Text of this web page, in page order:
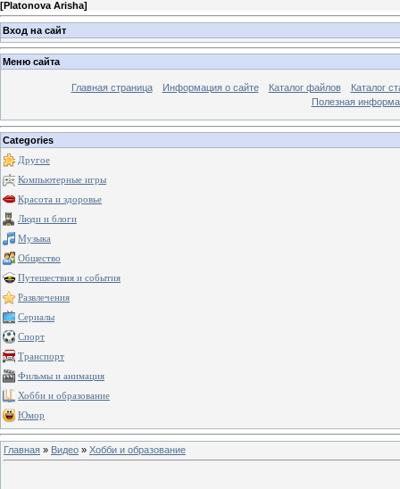
[Platonova Arisha]
Вход на сайт
Меню сайта
Главная страница Информация о сайте Каталог файлов
Каталог
Полезная
Categories
Другое
Компьютерные игры
Красота и здоровье
Люди и блоги
Музыка
Общество
Путешествия и события
Развлечения
Сериалы
Спорт
Транспорт
Фильмы и анимация
Хобби и образование
Юмор
Главная » Видео » Хобби и образование